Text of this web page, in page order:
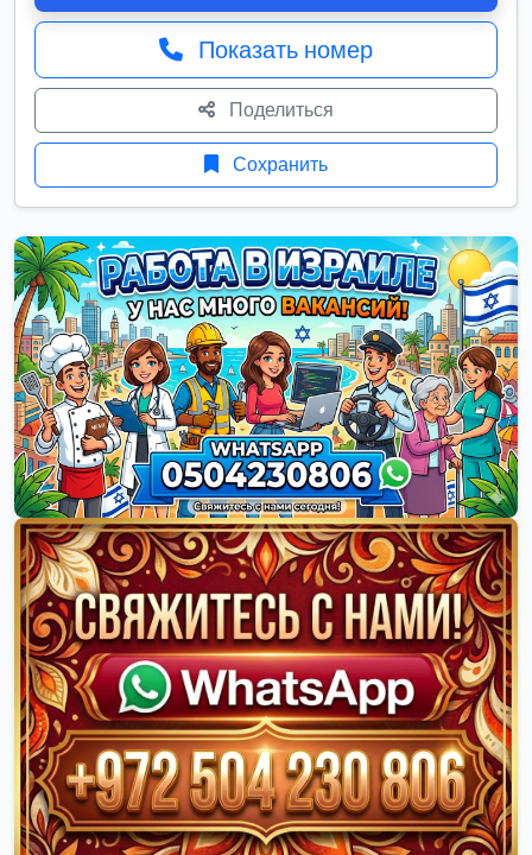
Показать номер
Поделиться
Сохранить